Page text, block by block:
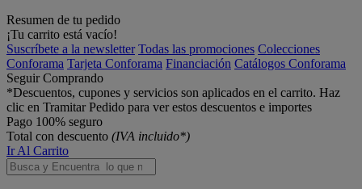
Resumen de tu pedido
¡Tu carrito está vacío!
Suscríbete a la newsletter Todas las promociones Colecciones
Conforama Tarjeta Conforama Financiación Catálogos Conforama
Seguir Comprando
*Descuentos, cupones y servicios son aplicados en el carrito. Haz
clic en Tramitar Pedido para ver estos descuentos e importes
Pago 100% seguro
Total con descuento (IVA incluido*)
Ir Al Carrito